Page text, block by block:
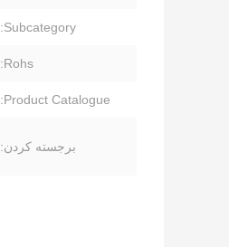
Subcategory:
Rohs:
Product Catalogue:
برجسته کردن: